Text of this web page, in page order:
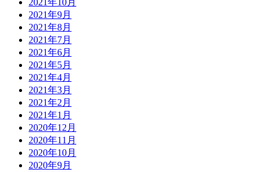
2021年10月
2021年9月
2021年8月
2021年7月
2021年6月
2021年5月
2021年4月
2021年3月
2021年2月
2021年1月
2020年12月
2020年11月
2020年10月
2020年9月